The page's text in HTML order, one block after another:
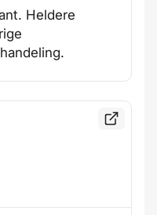
Heldere
Bekijk